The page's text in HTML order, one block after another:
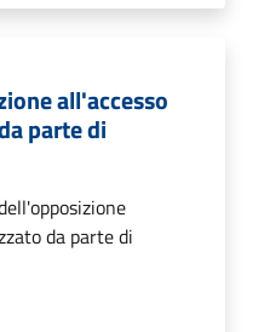
all'accesso
parte di
da parte di